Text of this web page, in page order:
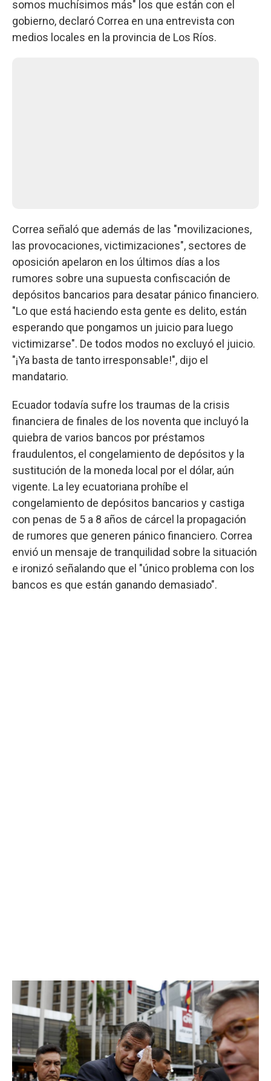
somos muchísimos más" los que están con el
gobierno, declaró Correa en una entrevista con
medios locales en la provincia de Los Ríos.
Correa señaló que además de las "movilizaciones,
las provocaciones, victimizaciones", sectores de
oposición apelaron en los últimos días a los
rumores sobre una supuesta confiscación de
depósitos bancarios para desatar pánico financiero.
"Lo que está haciendo esta gente es delito, están
esperando que pongamos un juicio para luego
victimizarse". De todos modos no excluyó el juicio.
"¡Ya basta de tanto irresponsable!", dijo el
mandatario.
Ecuador todavía sufre los traumas de la crisis
financiera de finales de los noventa que incluyó la
quiebra de varios bancos por préstamos
fraudulentos, el congelamiento de depósitos y la
sustitución de la moneda local por el dólar, aún
vigente. La ley ecuatoriana prohíbe el
congelamiento de depósitos bancarios y castiga
con penas de 5 a 8 años de cárcel la propagación
de rumores que generen pánico financiero. Correa
envió un mensaje de tranquilidad sobre la situación
e ironizó señalando que el "único problema con los
bancos es que están ganando demasiado".